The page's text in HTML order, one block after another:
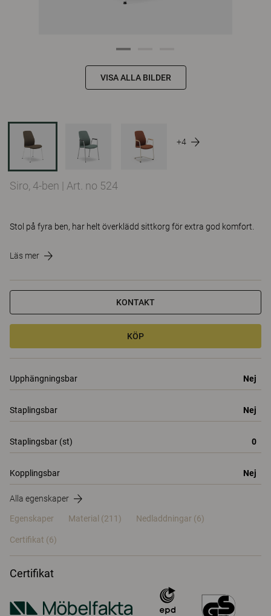
VISA ALLA BILDER
+4
Siro, 4-ben | Art. no 524
Stol på fyra ben, har helt överklädd sittkorg för extra god komfort.
Läs mer
KONTAKT
KÖP
Upphängningsbar Nej
Staplingsbar Nej
Staplingsbar (st) 0
Kopplingsbar Nej
Alla egenskaper
Egenskaper Material (211) Nedladdningar (6)
Certifikat (6)
Certifikat